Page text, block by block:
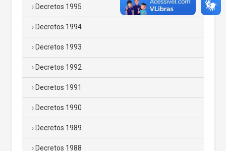
Decretos 1995
Decretos 1994
Decretos 1993
Decretos 1992
Decretos 1991
Decretos 1990
Decretos 1989
Decretos 1988